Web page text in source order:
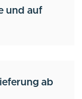
und auf
ab